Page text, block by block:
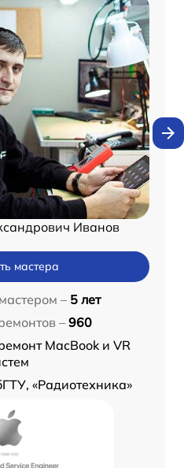
Иванов
мастера
– 5 лет
– 960
MacBook и VR
«Радиотехника»